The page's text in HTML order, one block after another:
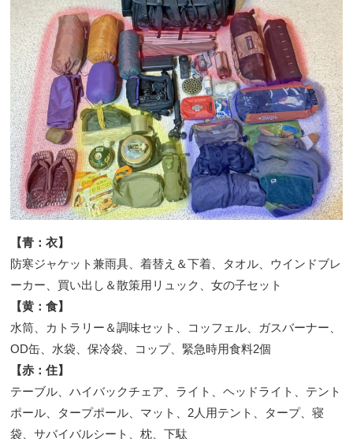
【青：衣】
防寒ジャケット兼雨具、着替え＆下着、タオル、ウインドブレ
ーカー、買い出し＆散策用リュック、女の子セット
【黄：食】
水筒、カトラリー＆調味セット、コッフェル、ガスバーナー、
OD缶、水袋、保冷袋、コップ、緊急時用食料2個
【赤：住】
テーブル、ハイバックチェア、ライト、ヘッドライト、テント
ポール、タープポール、マット、2人用テント、タープ、寝
袋、サバイバルシート、枕、下駄